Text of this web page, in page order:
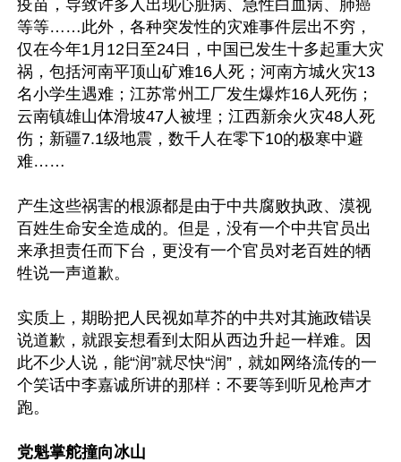
疫苗，导致许多人出现心脏病、急性白血病、肺癌
等等……此外，各种突发性的灾难事件层出不穷，
仅在今年1月12日至24日，中国已发生十多起重大灾
祸，包括河南平顶山矿难16人死；河南方城火灾13
名小学生遇难；江苏常州工厂发生爆炸16人死伤；
云南镇雄山体滑坡47人被埋；江西新余火灾48人死
伤；新疆7.1级地震，数千人在零下10的极寒中避
难……
产生这些祸害的根源都是由于中共腐败执政、漠视
百姓生命安全造成的。但是，没有一个中共官员出
来承担责任而下台，更没有一个官员对老百姓的牺
牲说一声道歉。
实质上，期盼把人民视如草芥的中共对其施政错误
说道歉，就跟妄想看到太阳从西边升起一样难。因
此不少人说，能“润”就尽快“润”，就如网络流传的一
个笑话中李嘉诚所讲的那样：不要等到听见枪声才
跑。
党魁掌舵撞向冰山